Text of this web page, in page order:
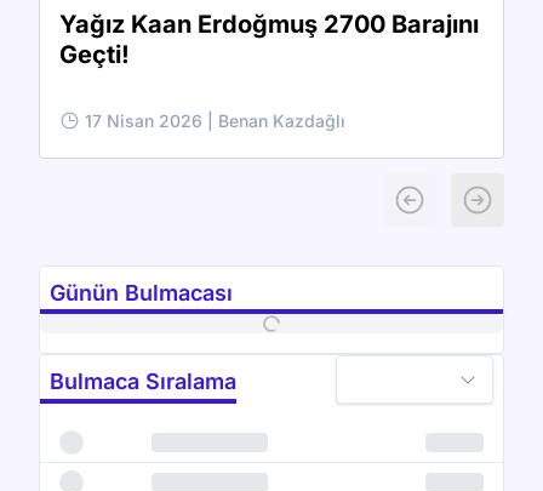
Yağız Kaan Erdoğmuş 2700 Barajını
Geçti!
17 Nisan 2026 Benan Kazdağlı
Previous slide
Next
Günün Bulmacası
Bulmaca Sıralama